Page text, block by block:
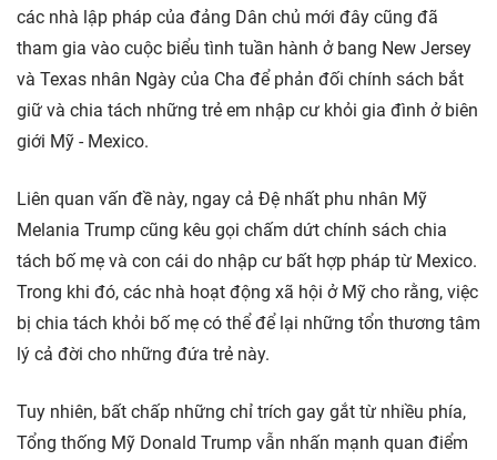
các nhà lập pháp của đảng Dân chủ mới đây cũng đã
tham gia vào cuộc biểu tình tuần hành ở bang New Jersey
và Texas nhân Ngày của Cha để phản đối chính sách bắt
giữ và chia tách những trẻ em nhập cư khỏi gia đình ở biên
giới Mỹ - Mexico.
Liên quan vấn đề này, ngay cả Đệ nhất phu nhân Mỹ
Melania Trump cũng kêu gọi chấm dứt chính sách chia
tách bố mẹ và con cái do nhập cư bất hợp pháp từ Mexico.
Trong khi đó, các nhà hoạt động xã hội ở Mỹ cho rằng, việc
bị chia tách khỏi bố mẹ có thể để lại những tổn thương tâm
lý cả đời cho những đứa trẻ này.
Tuy nhiên, bất chấp những chỉ trích gay gắt từ nhiều phía,
Tổng thống Mỹ Donald Trump vẫn nhấn mạnh quan điểm